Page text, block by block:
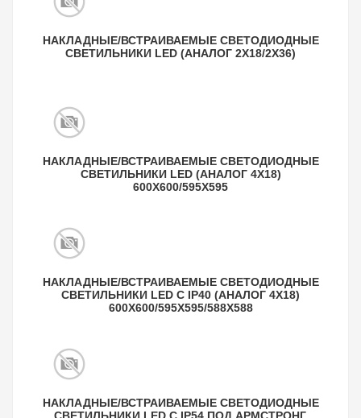
НАКЛАДНЫЕ/ВСТРАИВАЕМЫЕ СВЕТОДИОДНЫЕ
СВЕТИЛЬНИКИ LED (АНАЛОГ 2Х18/2Х36)
НАКЛАДНЫЕ/ВСТРАИВАЕМЫЕ СВЕТОДИОДНЫЕ
СВЕТИЛЬНИКИ LED (АНАЛОГ 4Х18)
600Х600/595X595
НАКЛАДНЫЕ/ВСТРАИВАЕМЫЕ СВЕТОДИОДНЫЕ
СВЕТИЛЬНИКИ LED С IP40 (АНАЛОГ 4Х18)
600Х600/595X595/588X588
НАКЛАДНЫЕ/ВСТРАИВАЕМЫЕ СВЕТОДИОДНЫЕ